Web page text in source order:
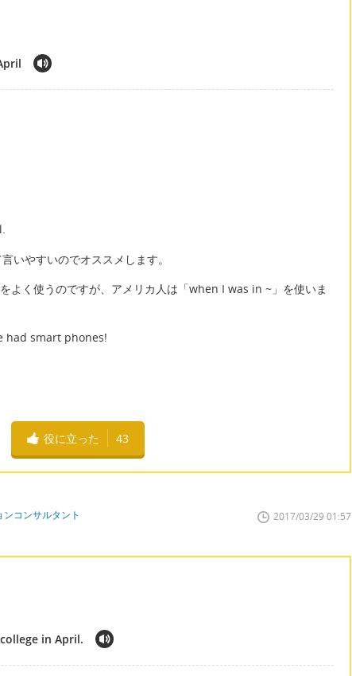
やすいのでオススメします。
よく使うのですが、アメリカ人は「when I was in ~」を使いま
had smart phones!
役に立った 43
コンサルタント 2017/03/29 01:57
in April.